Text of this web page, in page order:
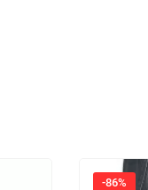
-86%